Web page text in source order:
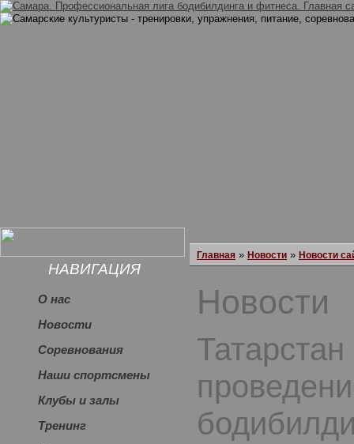
НАВИГАЦИЯ
О нас
Новости
Соревнования
Наши спортсмены
Клубы и залы
Тренинг
Главная » Новости » Новости
Новости